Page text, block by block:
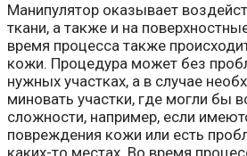
Манипулятор оказывает
ткани, а также и на
время процесса также
кожи. Процедура может без
нужных участках, а в случае
миновать участки, где могли бы
сложности, например, если
повреждения кожи или есть